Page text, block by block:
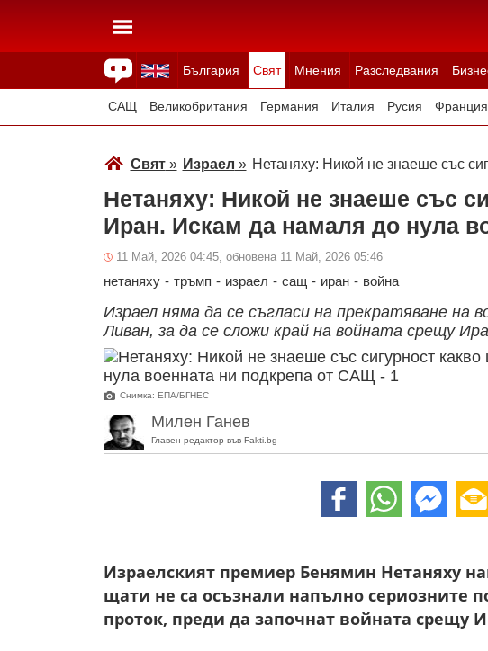
България Свят Мнения Разследвания
Здраве Времето Анкети Вицове Куизове
САЩ Великобритания Германия Италия Русия Франция
Свят» Израел » Нетаняху: Никой не знаеше със
Нетаняху: Никой не знаеше със
Иран. Искам да намаля до нула
11 Май, 2026 04:45, обновена 11 Май, 2026 05:46
нетаняху - тръмп - израел - сащ - иран - война
Израел няма да се съгласи на прекратяване на
Ливан, за да се сложи край на войната срещу
Снимка: ЕПА/БГНЕС
Милен Ганев
Главен редактор във Fakti.bg
Израелският премиер Бенямин Нетаняху
щати не са осъзнали напълно сериозните
проток, преди да започнат войната срещу